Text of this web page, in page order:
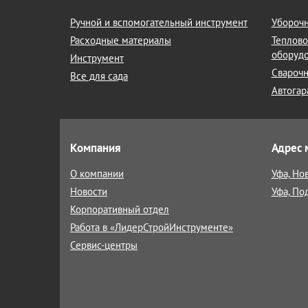
Ручной и вспомогательный инструмент
Расходные материалы
Инструмент
Все для сада
Компания
О компании
Новости
Корпоративный отдел
Работа в «ЛидерСтройИнструменте»
Сервис-центры
Адрес
Уфа,
Уфа,